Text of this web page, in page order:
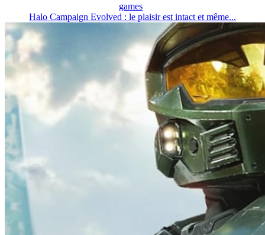
games
Halo Campaign Evolved : le plaisir est intact et même...